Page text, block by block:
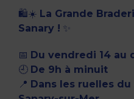
🛍️☀️ La Grande
Sanary ! ✨
📅 Du vendredi 14 au
🕘 De 9h à minuit
📍 Dans les ruelles